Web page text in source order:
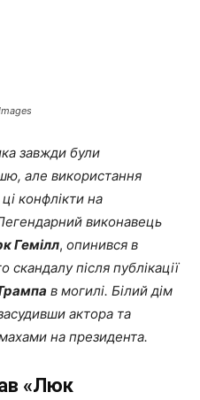
завжди були
але використання
конфлікти на
виконавець
Гемілл, опинився в
скандалу після публікації
в могилі. Білий дім
актора та
на президента.
«Люк